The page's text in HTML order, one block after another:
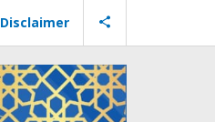
Disclaimer